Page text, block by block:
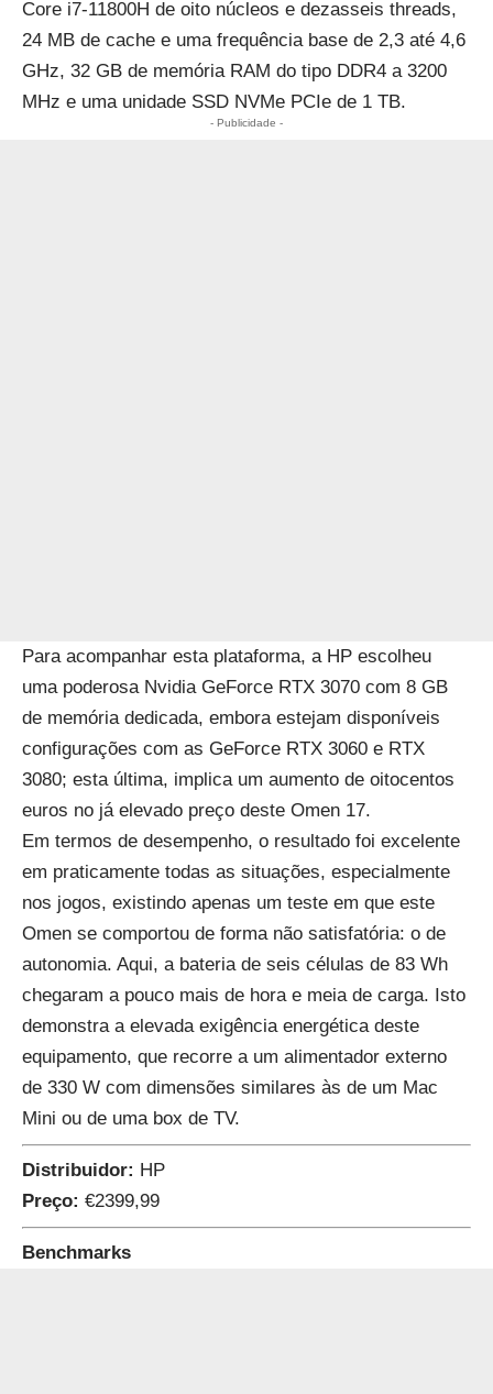
Core i7-11800H de oito núcleos e dezasseis threads,
24 MB de cache e uma frequência base de 2,3 até 4,6
GHz, 32 GB de memória RAM do tipo DDR4 a 3200
MHz e uma unidade SSD NVMe PCIe de 1 TB.
- Publicidade -
Para acompanhar esta plataforma, a HP escolheu
uma poderosa Nvidia GeForce RTX 3070 com 8 GB
de memória dedicada, embora estejam disponíveis
configurações com as GeForce RTX 3060 e RTX
3080; esta última, implica um aumento de oitocentos
euros no já elevado preço deste Omen 17.
Em termos de desempenho, o resultado foi excelente
em praticamente todas as situações, especialmente
nos jogos, existindo apenas um teste em que este
Omen se comportou de forma não satisfatória: o de
autonomia. Aqui, a bateria de seis células de 83 Wh
chegaram a pouco mais de hora e meia de carga. Isto
demonstra a elevada exigência energética deste
equipamento, que recorre a um alimentador externo
de 330 W com dimensões similares às de um Mac
Mini ou de uma box de TV.
Distribuidor: HP
Preço: €2399,99
Benchmarks